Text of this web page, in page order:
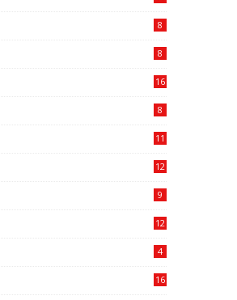
8
8
16
8
11
12
9
12
4
16